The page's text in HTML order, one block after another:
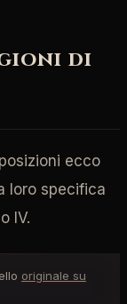
di
ecco
loro specifica
IV.
originale su